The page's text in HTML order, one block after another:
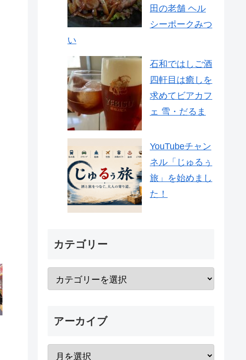
田の老舗 ヘル
シーポークみつ
い
石和ではしご酒
四軒目は癒しを
求めてビアカフ
ェ 雪・だるま
YouTubeチャン
ネル「じゅるぅ
旅」を始めまし
た！
カテゴリー
アーカイブ